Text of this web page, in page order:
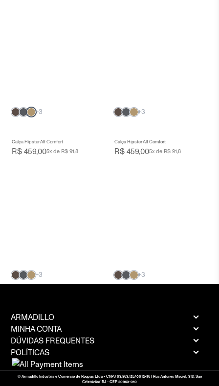
+3 +3
Calça Hipster Alf Comfort
R$ 459,005x de R$ 91,8
+3
Calça Hipster Alf Comfort
R$ 459,005x de R$ 91,8
+3
ARMADILLO
MINHA CONTA
DÚVIDAS FREQUENTES
POLÍTICAS
© Armadillo Indústria e Comércio de Roupas Ltda - CNPJ 03.863.125/0012-96 | Rua Antunes Maciel, 313, São
Cristóvão/ RJ - CEP 20940-010